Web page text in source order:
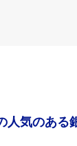
人気のある